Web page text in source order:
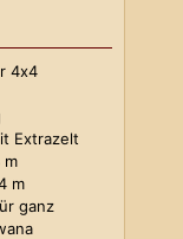
4x4
Extrazelt
m
m
ganz